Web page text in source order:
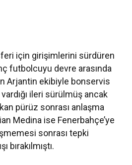
için girişimlerini sürdüren
futbolcuyu devre arasında
Arjantin ekibiyle bonservis
ileri sürülmüş ancak
pürüz sonrası anlaşma
Medina ise Fenerbahçe’ye
sonrası tepki
bırakılmıştı.